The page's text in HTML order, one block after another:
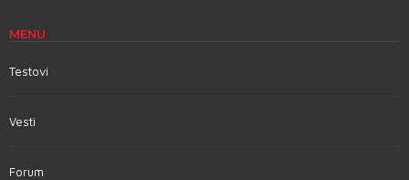
MENU
Testovi
Vesti
Forum